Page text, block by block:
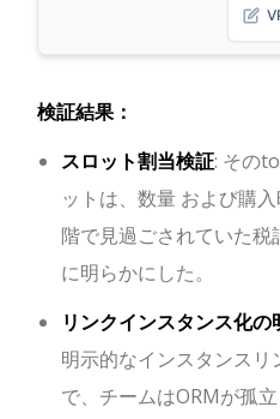
検証結果：
スロット割当検証: その
ットは、数量 および購
階で見過ごされていた
に明らかにした。
リンクインスタンス化の
明示的なインスタンスリ
で、チームはORMが孤